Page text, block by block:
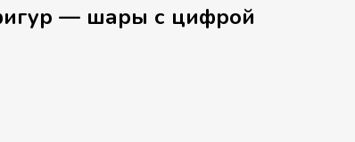
— шары с цифрой